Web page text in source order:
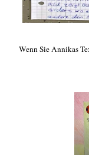
Wenn Sie Annikas